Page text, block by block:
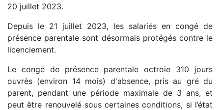
20 juillet 2023.
Depuis le 21 juillet 2023, les salariés en congé de
présence parentale sont désormais protégés contre le
licenciement.
Le congé de présence parentale octroie 310 jours
ouvrés (environ 14 mois) d'absence, pris au gré du
parent, pendant une période maximale de 3 ans, et
peut être renouvelé sous certaines conditions, si l’état